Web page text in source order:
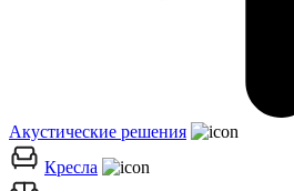
Акустические решения
Кресла